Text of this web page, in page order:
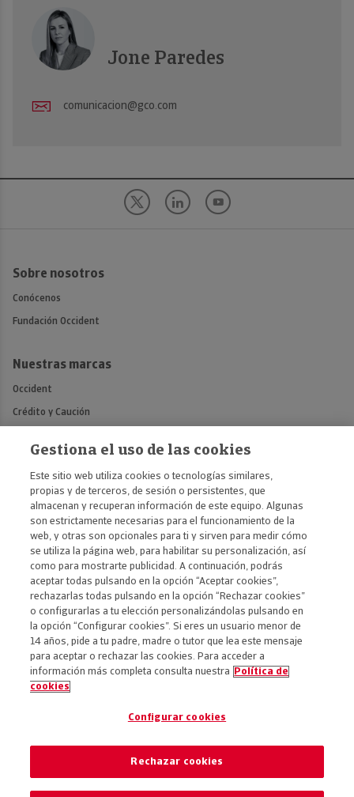
Jone Paredes
comunicacion@gco.com
Sobre nosotros
Conócenos
Fundación Occident
Nuestras marcas
Occident
Crédito y Caución
Contáctanos
Contacto prensa y medios
Accesibilidad
Aviso legal
Gestiona el uso de las cookies
Este sitio web utiliza cookies o tecnologías similares,
propias y de terceros, de sesión o persistentes, que
almacenan y recuperan información de este equipo. Algunas
son estrictamente necesarias para el funcionamiento de la
web, y otras son opcionales para ti y sirven para medir cómo
se utiliza la página web, para habilitar su personalización, así
como para mostrarte publicidad. A continuación, podrás
aceptar todas pulsando en la opción “Aceptar cookies”,
rechazarlas todas pulsando en la opción “Rechazar cookies”
o configurarlas a tu elección personalizándolas pulsando en
la opción “Configurar cookies”. Si eres un usuario menor de
14 años, pide a tu padre, madre o tutor que lea este mensaje
para aceptar o rechazar las cookies. Para acceder a
información más completa consulta nuestra
Política de
cookies
Configurar cookies
Rechazar cookies